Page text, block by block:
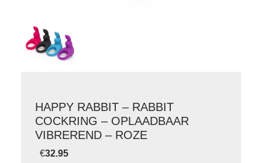
HAPPY RABBIT – RABBIT
COCKRING – OPLAADBAAR
VIBREREND – ROZE
€32.95